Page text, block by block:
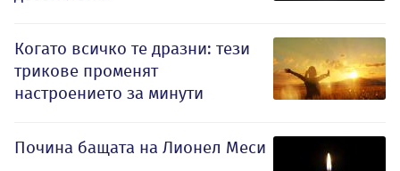
Когато всичко те дразни: тези
трикове променят
настроението за минути
Почина бащата на Лионел Меси